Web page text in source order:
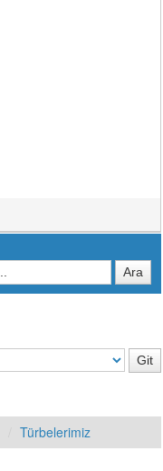
Türbelerimiz